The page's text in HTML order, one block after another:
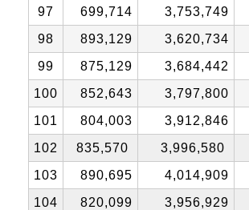
97
699,714 3,753,749
98
893,129 3,620,734
99
875,129 3,684,442
100
852,643 3,797,800
101
804,003 3,912,846
102
835,570 3,996,580
103
890,695 4,014,909
104
820,099 3,956,929